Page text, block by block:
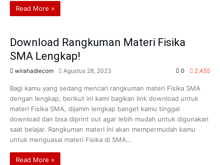
Read More »
Download Rangkuman Materi Fisika
SMA Lengkap!
wirahadiecom Agustus 28, 2023 0 2,455
Bagi kamu yang sedang mencari rangkuman materi Fisika SMA
dengan lengkap, berikut ini kami bagikan link download untuk
materi Fisika SMA, dijamin lengkap banget kamu tinggal
download dan bisa diprint out agar lebih mudah untuk digunakan
saat belajar. Rangkuman materi ini akan mempermudah kamu
untuk menguasai materi Fisika di SMA…
Read More »